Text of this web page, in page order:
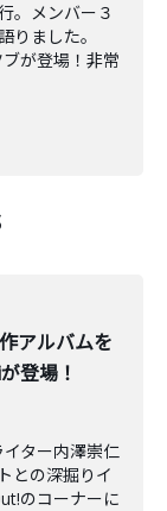
。メンバー３
りました。
が登場！非常
アルバムを
登場！
ター内澤崇仁
との深掘りイ
のコーナーに